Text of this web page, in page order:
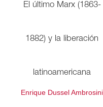
El último Marx (1863-
1882) y la liberación
latinoamericana
Enrique Dussel Ambrosini